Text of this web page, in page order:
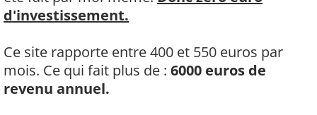
d'investissement.
Ce site rapporte entre 400 et 550 euros par
mois. Ce qui fait plus de : 6000 euros de
revenu annuel.